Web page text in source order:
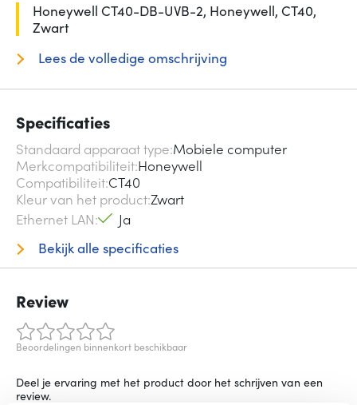
Honeywell CT40-DB-UVB-2, Honeywell, CT40,
Zwart
Lees de volledige omschrijving
Specificaties
Standaard apparaat type Mobiele computer
Merkcompatibiliteit Honeywell
Compatibiliteit CT40
Kleur van het productZwart
Ethernet LAN
Ja
Bekijk alle specificaties
Review
Beoordelingen binnenkort beschikbaar
Deel je ervaring met het product door het schrijven van een
review.